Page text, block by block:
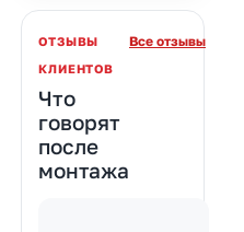
ОТЗЫВЫ
КЛИЕНТОВ
Что
говорят
после
монтажа
Все отзывы